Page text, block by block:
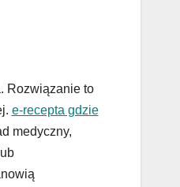
Rozwiązanie to
e-recepta gdzie
medyczny,